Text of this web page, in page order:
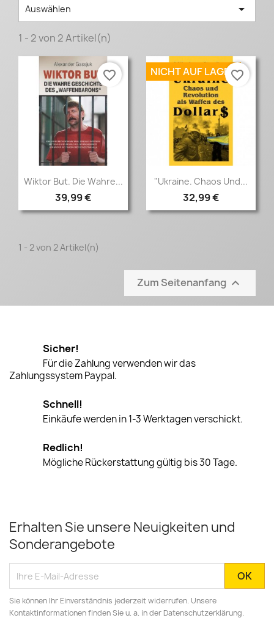
Auswählen 
1 - 2 von 2 Artikel(n)
Vorschau
Wiktor But. Die Wahre...
39,99 €
favorite_border
Vorschau
"Ukraine. Chaos Und...
32,99 €
NICHT AUF LAGERfavorite_border
1 - 2 von 2 Artikel(n)
Zum Seitenanfang 
Sicher!
Für die Zahlung verwenden wir das
Zahlungssystem Paypal.
Schnell!
Einkäufe werden in 1-3 Werktagen verschickt.
Redlich!
Mögliche Rückerstattung gültig bis 30 Tage.
Erhalten Sie unsere Neuigkeiten und
Sonderangebote
Sie können Ihr Einverständnis jederzeit widerrufen. Unsere
Kontaktinformationen finden Sie u. a. in der Datenschutzerklärung.